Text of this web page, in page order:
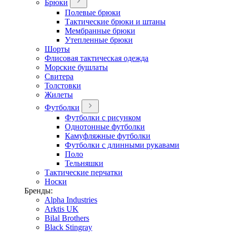
Брюки
Полевые брюки
Тактические брюки и штаны
Мембранные брюки
Утепленные брюки
Шорты
Флисовая тактическая одежда
Морские бушлаты
Свитера
Толстовки
Жилеты
Футболки
Футболки с рисунком
Однотонные футболки
Камуфляжные футболки
Футболки с длинными рукавами
Поло
Тельняшки
Тактические перчатки
Носки
Бренды:
Alpha Industries
Arktis UK
Bilal Brothers
Black Stingray